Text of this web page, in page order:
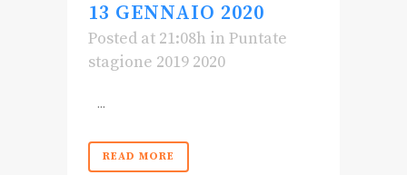
13 GENNAIO 2020
Posted at 21:08h in Puntate
stagione 2019 2020
...
READ MORE